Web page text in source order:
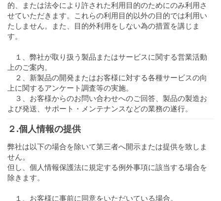
的、または法令により許された利用目的のためにのみ利用さ
せていただきます。これらの利用目的以外の目的では利用い
たしません。また、目的外利用をしない為の措置を講じま
す。
１、弊社が取り扱う製品またはサービスに関する営業活動
上のご案内。
２、新製品の開発またはお客様に対する各種サービスの向
上に関するアンケート調査等の実施。
３、お客様からのお問い合わせへのご回答、製品の製造お
よび発送、サポート・メンテナンスなどの業務の遂行。
２.個人情報の提供
弊社は以下の場合を除いて第三者へ開示または提供を致しま
せん。
但し、個人情報保護法に規定する例外事項に該当する場合を
除きます。
１、お客様に事前に同意をいただいている場合。